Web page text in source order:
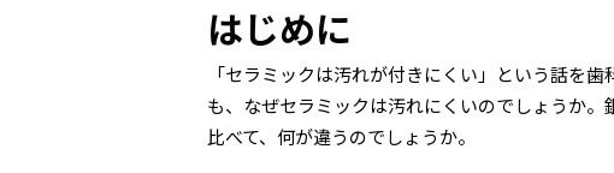
はじめに
「セラミックは汚れが付きにくい」という話を
も、なぜセラミックは汚れにくいのでしょうか
比べて、何が違うのでしょうか。